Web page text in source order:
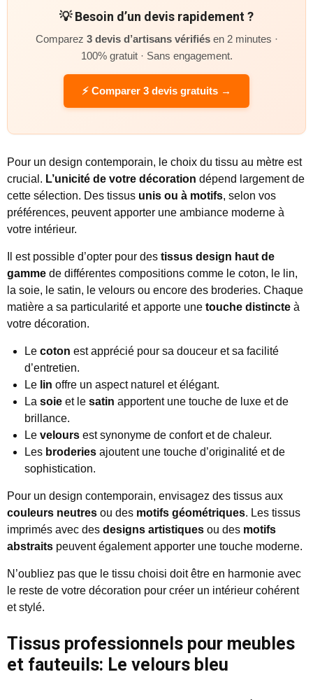
💡 Besoin d’un devis rapidement ?
Comparez 3 devis d’artisans vérifiésen 2 minutes ·
100% gratuit · Sans engagement.
⚡ Comparer 3 devis gratuits →
Pour un design contemporain, le choix du tissu au mètre est
crucial. L’unicité de votre décoration dépend largement de
cette sélection. Des tissus unis ou à motifs, selon vos
préférences, peuvent apporter une ambiance moderne à
votre intérieur.
Il est possible d’opter pour des tissus design haut de
gamme de différentes compositions comme le coton, le lin,
la soie, le satin, le velours ou encore des broderies. Chaque
matière a sa particularité et apporte une touche distincte à
votre décoration.
Le coton est apprécié pour sa douceur et sa facilité
d’entretien.
Le lin offre un aspect naturel et élégant.
La soie et le satin apportent une touche de luxe et de
brillance.
Le velours est synonyme de confort et de chaleur.
Les broderies ajoutent une touche d’originalité et de
sophistication.
Pour un design contemporain, envisagez des tissus aux
couleurs neutres ou des motifs géométriques. Les tissus
imprimés avec des designs artistiques ou des motifs
abstraits peuvent également apporter une touche moderne.
N’oubliez pas que le tissu choisi doit être en harmonie avec
le reste de votre décoration pour créer un intérieur cohérent
et stylé.
Tissus professionnels pour meubles
et fauteuils: Le velours bleu